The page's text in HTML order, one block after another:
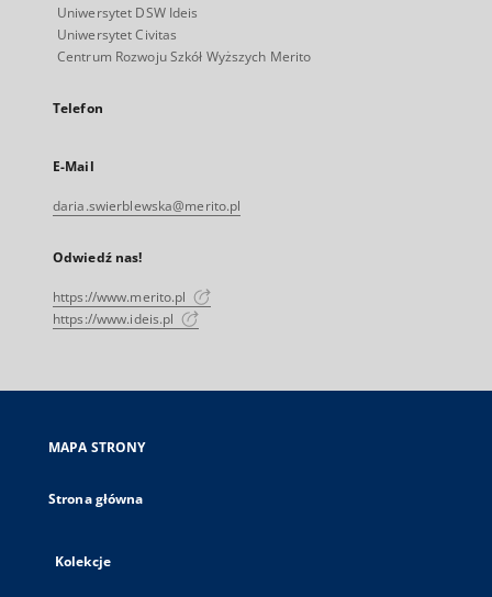
Uniwersytet DSW Ideis
Uniwersytet Civitas
Centrum Rozwoju Szkół Wyższych Merito
Telefon
E-Mail
daria.swierblewska@merito.pl
Odwiedź nas!
https://www.merito.pl
https://www.ideis.pl
MAPA STRONY
Strona główna
Kolekcje